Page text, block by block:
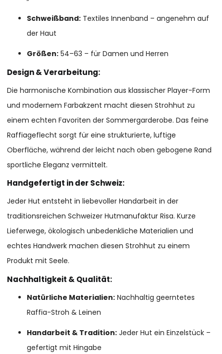
Schweißband: Textiles Innenband – angenehm auf
der Haut
Größen: 54–63 – für Damen und Herren
Design & Verarbeitung:
Die harmonische Kombination aus klassischer Player-Form
und modernem Farbakzent macht diesen Strohhut zu
einem echten Favoriten der Sommergarderobe. Das feine
Raffiageflecht sorgt für eine strukturierte, luftige
Oberfläche, während der leicht nach oben gebogene Rand
sportliche Eleganz vermittelt.
Handgefertigt in der Schweiz:
Jeder Hut entsteht in liebevoller Handarbeit in der
traditionsreichen Schweizer Hutmanufaktur Risa. Kurze
Lieferwege, ökologisch unbedenkliche Materialien und
echtes Handwerk machen diesen Strohhut zu einem
Produkt mit Seele.
Nachhaltigkeit & Qualität:
Natürliche Materialien: Nachhaltig geerntetes
Raffia-Stroh & Leinen
Handarbeit & Tradition: Jeder Hut ein Einzelstück –
gefertigt mit Hingabe